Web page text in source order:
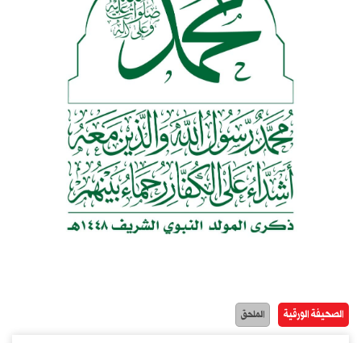
الصحيفة الورقية الملحق